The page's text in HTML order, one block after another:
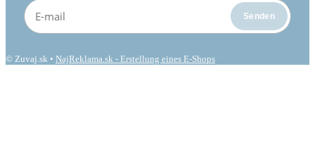
© Zuvaj.sk • NajReklama.sk - Erstellung eines E-Shops